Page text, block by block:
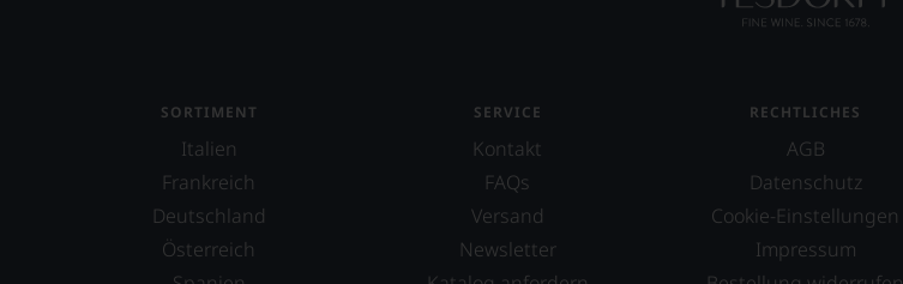
SORTIMENT
Italien
Frankreich
Deutschland
Österreich
SERVICE
Kontakt
FAQs
Versand
Newsletter
RECHTLICHES
AGB
Datenschutz
Cookie-Einstellungen
Impressum